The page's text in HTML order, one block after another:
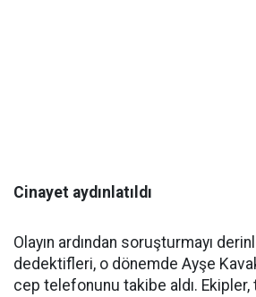
Cinayet aydınlatıldı
Olayın ardından soruşturmayı
dedektifleri, o dönemde Ayşe
cep telefonunu takibe aldı.